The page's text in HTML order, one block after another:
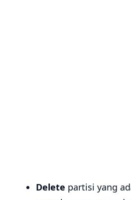
Delete partisi yang